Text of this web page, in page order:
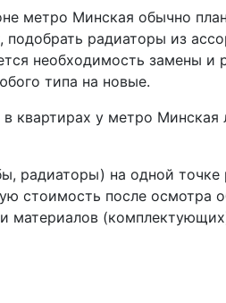
метро Минская обычно
радиаторы из
необходимость замены
типа на новые.
квартирах у метро
радиаторы) на одной
стоимость после осмотра
материалов